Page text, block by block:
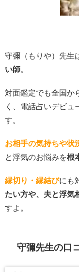
守彌（もりや）先生
い師。
対面鑑定でも全国か
く、電話占いデビ
す。
お相手の気持ちや状
と浮気のお悩みを根
縁切り・縁結びにも
たい方や、夫と浮気
すよ。
守彌先生の口